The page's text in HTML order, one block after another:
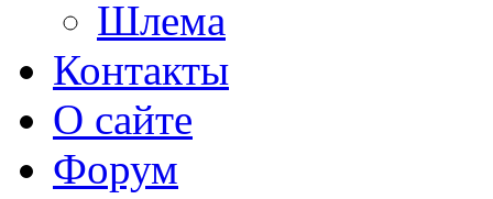
Шлема
Контакты
О сайте
Форум